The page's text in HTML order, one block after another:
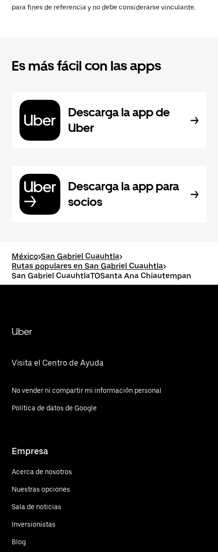
para fines de referencia y no debe considerarse vinculante.
Es más fácil con las apps
Descarga la app de
Uber
Descarga la app para
socios
México>San Gabriel Cuauhtla>
Rutas populares en San Gabriel Cuauhtla>
San Gabriel CuauhtlaTOSanta Ana Chiautempan
Uber
Visita el Centro de Ayuda
No vender ni compartir mi información personal
Política de datos de Google
Empresa
Acerca de nosotros
Nuestras opciones
Sala de noticias
Inversionistas
Blog